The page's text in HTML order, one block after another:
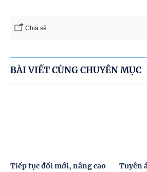
Chia sẻ
BÀI VIẾT CÙNG CHUYÊN MỤC
Tiếp tục đổi mới, nâng cao
Tuyên